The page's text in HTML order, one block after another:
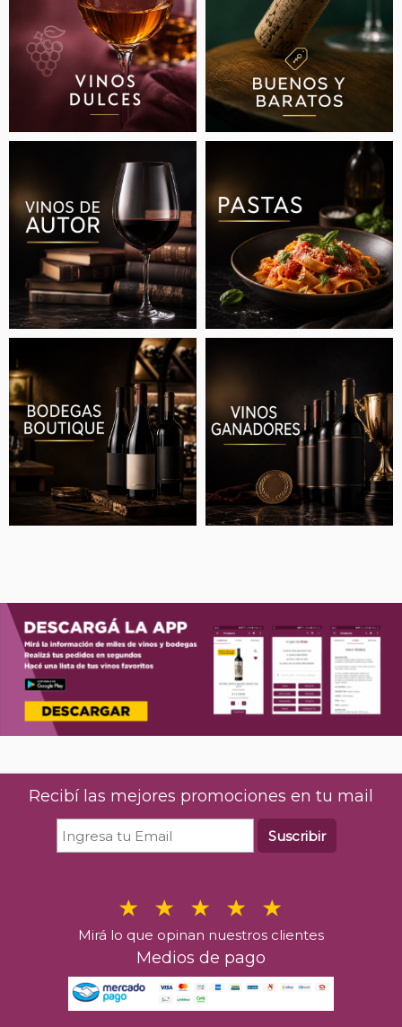
Recibí las mejores promociones en tu mail
Suscribir
Mirá lo que opinan nuestros clientes
Medios de pago